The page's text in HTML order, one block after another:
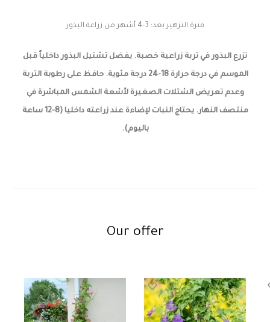
فترة التزهير بعد: 3-4 أشهر من زراعة البذور
تزرع البذور في تربة زراعية خصبة. يفضل تشتيل البذور داخلياً قبل
الموسم في درجة حرارة 18-24 درجة مئوية. حافظ على رطوبة التربة
وعدم تعريض الشتلات الصغيرة لأشعة الشمس المباشرة في
منتصف النهار. يحتاج النبات لإضاءة عند زراعته داخليا (8-12 ساعة
باليوم).
Our offer